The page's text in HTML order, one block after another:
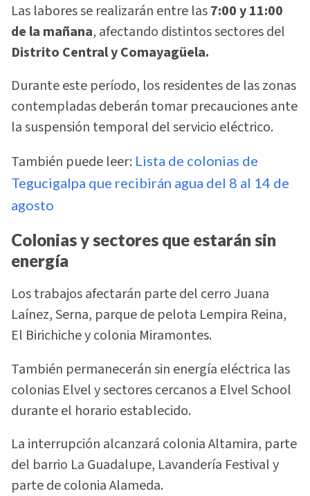
Las labores se realizarán entre las7:00 y 11:00
de la mañana, afectando distintos sectores del
Distrito Central y Comayagüela.
Durante este período, los residentes de las zonas
contempladas deberán tomar precauciones ante
la suspensión temporal del servicio eléctrico.
También puede leer: Lista de colonias de
Tegucigalpa que recibirán agua del 8 al 14 de
agosto
Colonias y sectores que estarán sin
energía
Los trabajos afectarán parte del cerro Juana
Laínez, Serna, parque de pelota Lempira Reina,
El Birichiche y colonia Miramontes.
También permanecerán sin energía eléctrica las
colonias Elvel y sectores cercanos a Elvel School
durante el horario establecido.
La interrupción alcanzará colonia Altamira, parte
del barrio La Guadalupe, Lavandería Festival y
parte de colonia Alameda.